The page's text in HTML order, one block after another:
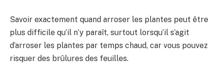
Savoir exactement quand arroser les plantes peut être
plus difficile qu’il n’y paraît, surtout lorsqu’il s’agit
d’arroser les plantes par temps chaud, car vous pouvez
risquer des brûlures des feuilles.